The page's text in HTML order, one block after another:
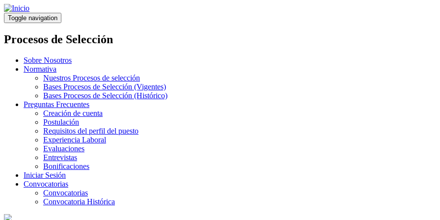
Pasar
al
contenido
principal
Toggle navigation
Procesos de Selección
Sobre Nosotros
Normativa
Nuestros Procesos de selección
Bases Procesos de Selección (Vigentes)
Bases Procesos de Selección (Histórico)
Preguntas Frecuentes
Creación de cuenta
Postulación
Requisitos del perfil del puesto
Experiencia Laboral
Evaluaciones
Entrevistas
Bonificaciones
Iniciar Sesión
Convocatorias
Convocatorias
Convocatoria Histórica